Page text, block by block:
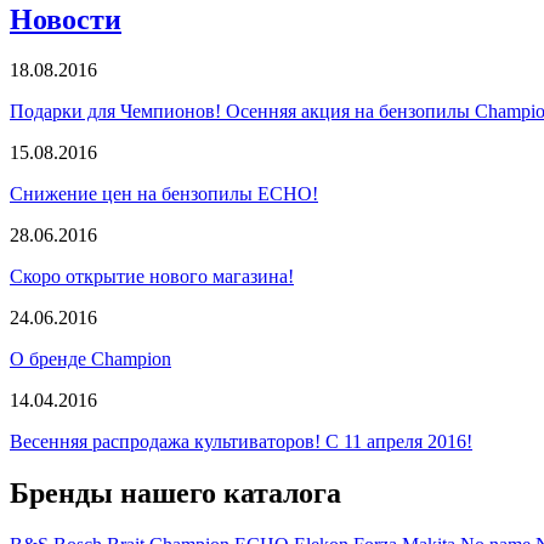
Новости
18.08.2016
Подарки для Чемпионов! Осенняя акция на бензопилы
15.08.2016
Снижение цен на бензопилы ECHO!
28.06.2016
Скоро открытие нового магазина!
24.06.2016
О бренде Champion
14.04.2016
Весенняя распродажа культиваторов! С 11 апреля 2016!
Бренды нашего каталога